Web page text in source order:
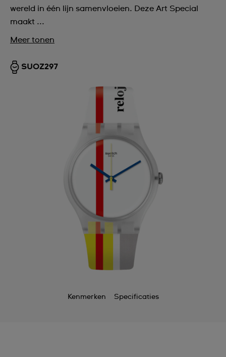
wereld in één lijn samenvloeien. Deze Art Special
maakt ...
Meer tonen
SUOZ297
Kenmerken Specificaties